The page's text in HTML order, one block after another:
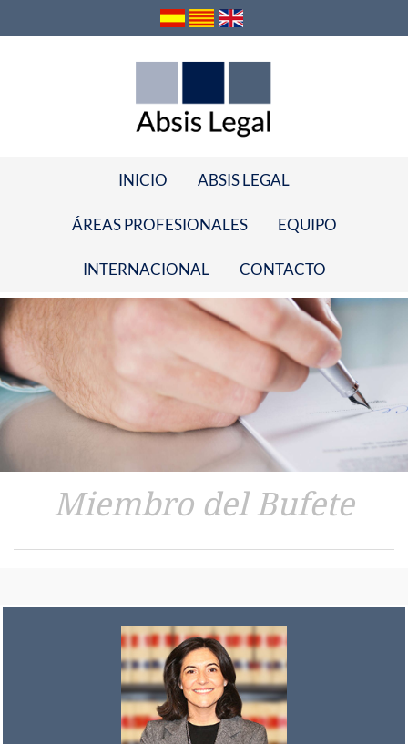
INICIO ABSIS LEGAL
ÁREAS PROFESIONALES EQUIPO
INTERNACIONAL CONTACTO
Miembro del Bufete